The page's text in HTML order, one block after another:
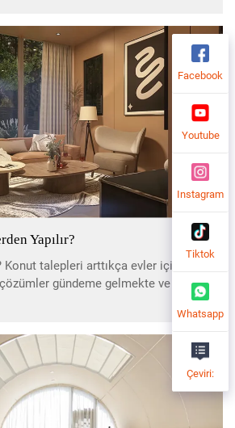
Yapılır?
talepleri arttıkça evler için daha
gündeme gelmekte ve
arttığı şehir çevrelerinde kapsül
Facebook
Youtube
Instagram
Tiktok
Whatsapp
Çeviri: